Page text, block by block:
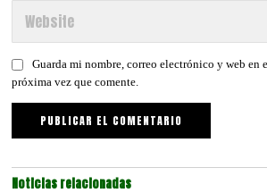
Guarda mi nombre, correo electrónico y web en
próxima vez que comente.
Noticias relacionadas